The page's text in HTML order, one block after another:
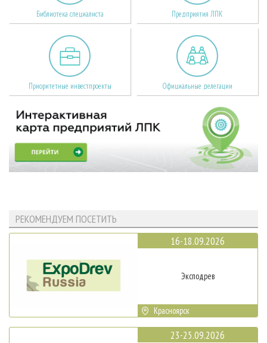
Библиотека специалиста Предприятия ЛПК
Приоритетные инвестпроекты Официальные делегации
РЕКОМЕНДУЕМ ПОСЕТИТЬ
16-18.09.2026
Эксподрев
Красноярск
23-25.09.2026